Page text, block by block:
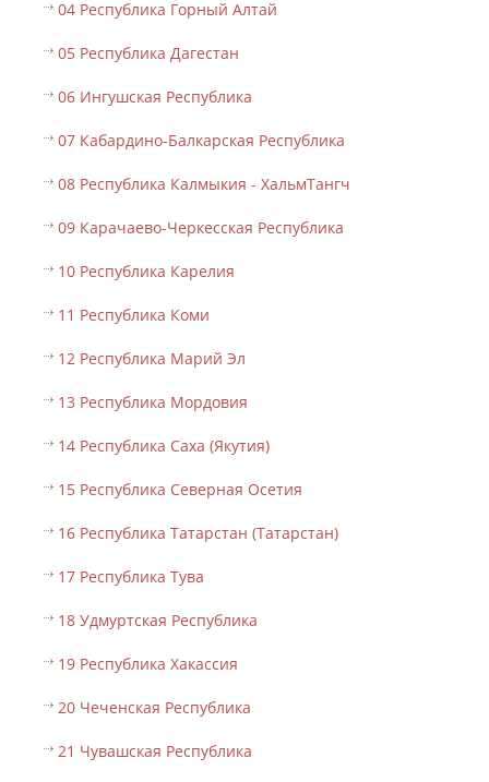
04 Республика Горный Алтай
05 Республика Дагестан
06 Ингушская Республика
07 Кабардино-Балкарская Республика
08 Республика Калмыкия - ХальмТангч
09 Карачаево-Черкесская Республика
10 Республика Карелия
11 Республика Коми
12 Республика Марий Эл
13 Республика Мордовия
14 Республика Саха (Якутия)
15 Республика Северная Осетия
16 Республика Татарстан (Татарстан)
17 Республика Тува
18 Удмуртская Республика
19 Республика Хакассия
20 Чеченская Республика
21 Чувашская Республика